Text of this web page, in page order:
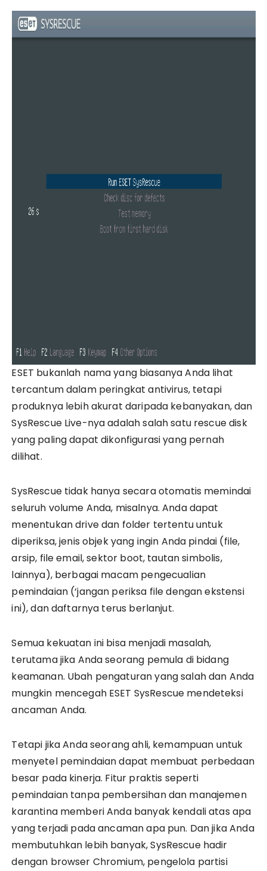
ESET bukanlah nama yang biasanya Anda lihat
tercantum dalam peringkat antivirus, tetapi
produknya lebih akurat daripada kebanyakan, dan
SysRescue Live-nya adalah salah satu rescue disk
yang paling dapat dikonfigurasi yang pernah
dilihat.
SysRescue tidak hanya secara otomatis memindai
seluruh volume Anda, misalnya. Anda dapat
menentukan drive dan folder tertentu untuk
diperiksa, jenis objek yang ingin Anda pindai (file,
arsip, file email, sektor boot, tautan simbolis,
lainnya), berbagai macam pengecualian
pemindaian (‘jangan periksa file dengan ekstensi
ini), dan daftarnya terus berlanjut.
Semua kekuatan ini bisa menjadi masalah,
terutama jika Anda seorang pemula di bidang
keamanan. Ubah pengaturan yang salah dan Anda
mungkin mencegah ESET SysRescue mendeteksi
ancaman Anda.
Tetapi jika Anda seorang ahli, kemampuan untuk
menyetel pemindaian dapat membuat perbedaan
besar pada kinerja. Fitur praktis seperti
pemindaian tanpa pembersihan dan manajemen
karantina memberi Anda banyak kendali atas apa
yang terjadi pada ancaman apa pun. Dan jika Anda
membutuhkan lebih banyak, SysRescue hadir
dengan browser Chromium, pengelola partisi